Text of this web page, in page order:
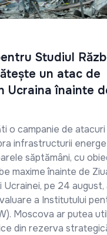
Studiul
un atac de
Ucraina înainte
o campanie de
infrastructurii
săptămâni, cu
maxime înainte de
Ucrainei, pe 24
a Institutului
Moscova ar putea
din rezerva